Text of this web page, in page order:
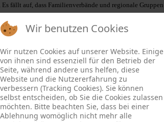
fällt auf, dass Familienverbände und regionale Gruppen
Häuser verteilt, drei Erwachsene im Schulhaus
Zahlen, sie wurden bei den Eltern belassen.
am 25. März 1945 in Falkenfels mit 18 Erwachsenen und
nicht mitgerechnet.
aber auch aus dem Banat, Buchenland, Rumänien und
der sich in kleineren Schüben bis zum 6. Oktober 1946
Wir benutzen Cookies
Wir nutzen Cookies auf unserer Website. Einige
von ihnen sind essenziell für den Betrieb der
Seite, während andere uns helfen, diese
Website und die Nutzererfahrung zu
verbessern (Tracking Cookies). Sie können
selbst entscheiden, ob Sie die Cookies zulassen
möchten. Bitte beachten Sie, dass bei einer
Ablehnung womöglich nicht mehr alle